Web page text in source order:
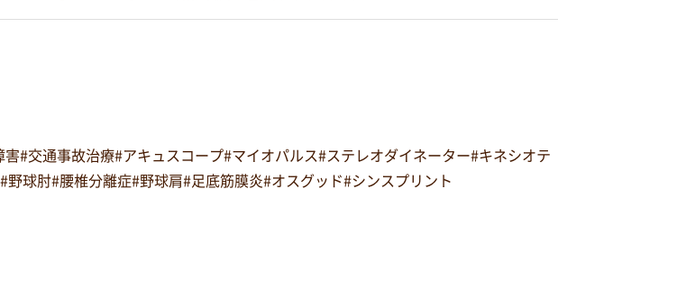
#交通事故治療#アキュスコープ#マイオパルス#ステレオダイネーター#キネシオテ
球肘#腰椎分離症#野球肩#足底筋膜炎#オスグッド#シンスプリント